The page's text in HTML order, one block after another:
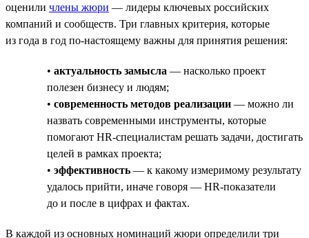
оценили члены жюри — лидеры ключевых российских
компаний и сообществ. Три главных критерия, которые
из года в год по-настоящему важны для принятия решения:
• актуальность замысла — насколько проект
полезен бизнесу и людям;
• современность методов реализации — можно ли
назвать современными инструменты, которые
помогают HR-специалистам решать задачи, достигать
целей в рамках проекта;
• эффективность — к какому измеримому результату
удалось прийти, иначе говоря — HR-показатели
до и после в цифрах и фактах.
В каждой из основных номинаций жюри определили три